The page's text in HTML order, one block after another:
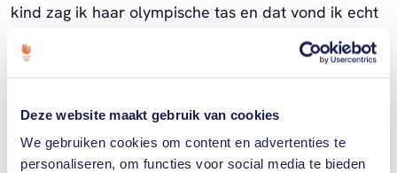
Deze website maakt gebruik van cookies
We gebruiken cookies om content en advertenties te
personaliseren, om functies voor social media te bieden
kind zag ik haar olympische tas en dat vond ik echt
cool. En toen stond ik daar op de Spelen: zonder
publiek, mijn coaches zaten in quarantaine, er was
Alles wat ik me ervan had voorgesteld was er niet.
Dat was zo’n teleurstelling. Ik dacht: heb ik hier nou
zo lang voor afgezien? Het was niet de leukste week